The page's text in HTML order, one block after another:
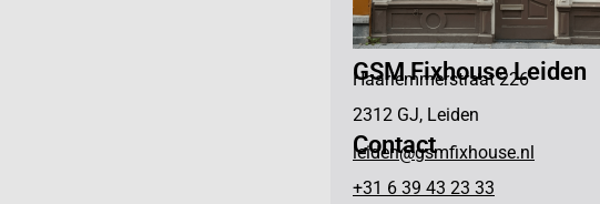
GSM Fixhouse Leiden
Haarlemmerstraat 226
2312 GJ, Leiden
Contact
leiden@gsmfixhouse.nl
+31 6 39 43 23 33